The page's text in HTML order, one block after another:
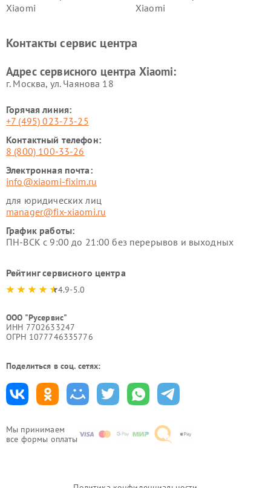
Мы принимаем
все формы оплаты
Xiaomi
Xiaomi
Ремонт стиральных машин
Ремонт смарт-часов Xiaomi
Контакты сервис центра
Адрес сервисного центра Xiaomi:
г. Москва, ул. Чаянова 18
Горячая линия:
+7 (495) 023-73-25
Контактный телефон:
8 (800) 100-33-26
Электронная почта:
info@xiaomi-fixim.ru
для юридических лиц
manager@fix-xiaomi.ru
График работы:
ПН-ВСК с 9:00 до 21:00 без перерывов и выходных
Рейтинг сервисного центра
4.9-5.0
ООО "Русервис"
ИНН 7702633247
ОГРН 1077746335776
Поделиться в соц. сетях: